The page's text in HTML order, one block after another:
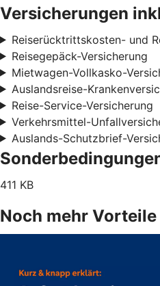
Versicherungen
Reiserücktrittskosten- und
Reisegepäck-Versicherung
Mietwagen-Vollkasko-
Auslandsreise-
Reise-Service-Versicherung
Verkehrsmittel-
Auslands-Schutzbrief-
411 KB
Noch mehr